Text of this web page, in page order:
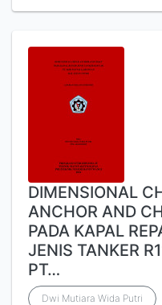
DIMENSIONAL
ANCHOR AND
PADA KAPAL
JENIS TANKER
PT…
Dwi Mutiara Wida Putri